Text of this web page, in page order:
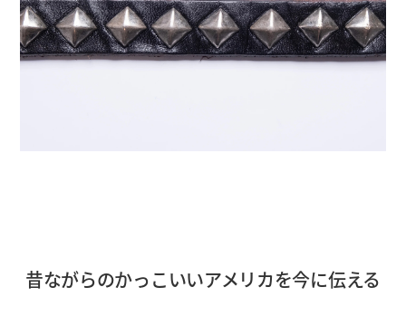
昔ながらのかっこいいアメリカを今に伝える